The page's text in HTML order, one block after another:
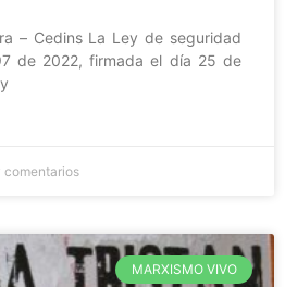
– Cedins La Ley de seguridad
de 2022, firmada el día 25 de
comentarios
MARXISMO VIVO